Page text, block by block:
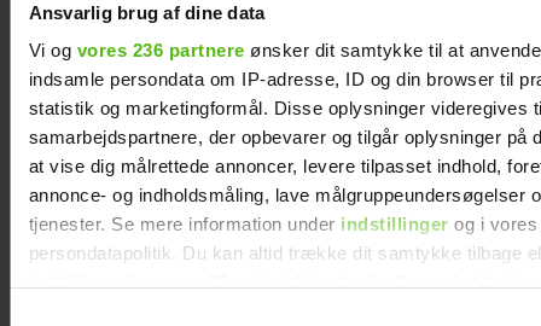
Ansvarlig brug af dine data
Vi og vores 236 partnere ønsker dit samtykke til at
indsamle persondata om IP-adresse, ID og din browser til
statistik og marketingformål. Disse oplysninger videregives
samarbejdspartnere, der opbevarer og tilgår oplysninger på
at vise dig målrettede annoncer, levere tilpasset indhold,
annonce- og indholdsmåling, lave målgruppeundersøgelser
tjenester. Se mere information under indstillinger og i vores
persondatapolitik. Du kan altid trække dit samtykke tilbage
Jesper Buch afslører ukendt fortid: "På et
tidspunkt var der en skillevej"